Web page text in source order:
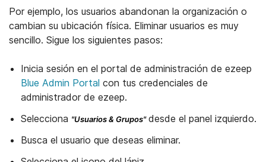
Por ejemplo, los usuarios abandonan la organización o
cambian su ubicación física. Eliminar usuarios es muy
sencillo. Sigue los siguientes pasos:
Inicia sesión en el portal de administración de ezeep
Blue Admin Portal con tus credenciales de
administrador de ezeep.
Selecciona "Usuarios & Grupos" desde el panel izquierdo.
Busca el usuario que deseas eliminar.